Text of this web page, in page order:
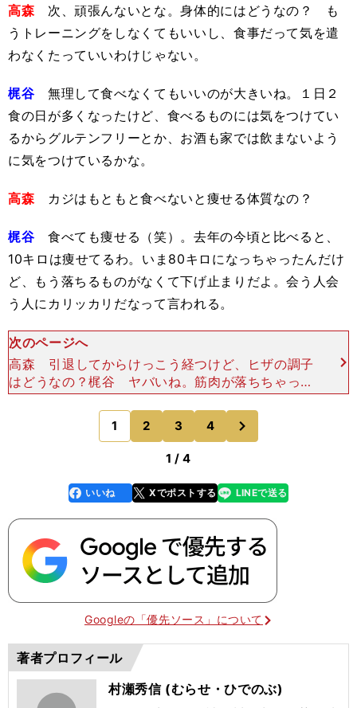
高森次、頑張んないとな。身体的にはどうなの？ も
うトレーニングをしなくてもいいし、食事だって気を遣
わなくたっていいわけじゃない。
梶谷 無理して食べなくてもいいのが大きいね。１日２
食の日が多くなったけど、食べるものには気をつけてい
るからグルテンフリーとか、お酒も家では飲まないよう
に気をつけているかな。
高森カジはもともと食べないと痩せる体質なの？
梶谷 食べても痩せる（笑）。去年の今頃と比べると、
10キロは痩せてるわ。いま80キロになっちゃったんだけ
ど、もう落ちるものがなくて下げ止まりだよ。会う人会
う人にカリッカリだなって言われる。
次のページへ
高森 引退してからけっこう経つけど、ヒザの調子
はどうなの？梶谷 ヤバいね。筋肉が落ちちゃった
から支えるものがないじゃない。現役の時よりも余
計におかしくて、日によっては歩くのもキツイ。高
森 肩と腰は
1 2 3 4
のページへ
1 / 4
faceboo
k
いいね Xでポストする
line LINEで送る
Googleの「優先ソース」について
著者プロフィール
村瀬秀信 (むらせ・ひでのぶ)